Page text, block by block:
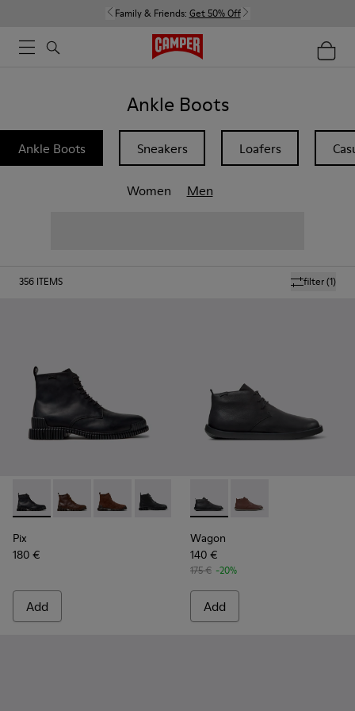
Family & Friends: Get 50% Off
Ankle Boots
Ankle Boots Sneakers Loafers
Women Men
filter(1)
356 ITEMS
Pix - K300542-004 - Black Leather Ankle Boots for Men.
Pix - K300542-005 - Brown Leather Ankle Boots for
Pix - K300542-003 - Brown Suede Leather
Pix - K300542-001
Pix
180 €
Add
Wagon - K300378-017 -
Wagon - K300378-
Wagon
140 €
175 € -20%
Add